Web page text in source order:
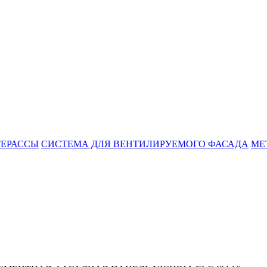
СИСТЕМА ДЛЯ ВЕНТИЛИРУЕМОГО ФАСАДА